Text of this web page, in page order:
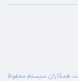
همکاران سیستم محفوظ